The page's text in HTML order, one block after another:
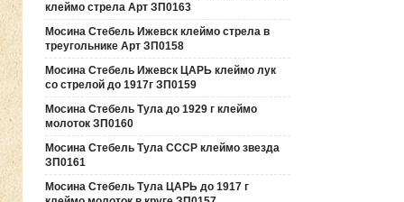
клеймо стрела Арт ЗП0163
Мосина Стебель Ижевск клеймо стрела в
треугольнике Арт ЗП0158
Мосина Стебель Ижевск ЦАРЬ клеймо лук
со стрелой до 1917г ЗП0159
Мосина Стебель Тула до 1929 г клеймо
молоток ЗП0160
Мосина Стебель Тула СССР клеймо звезда
ЗП0161
Мосина Стебель Тула ЦАРЬ до 1917 г